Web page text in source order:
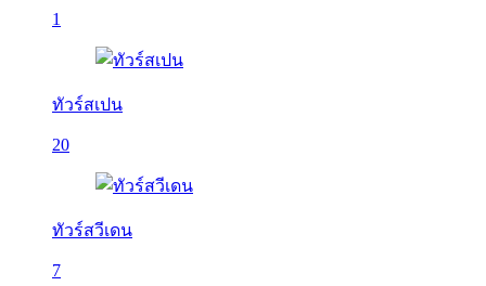
1
ทัวร์สเปน
20
ทัวร์สวีเดน
7